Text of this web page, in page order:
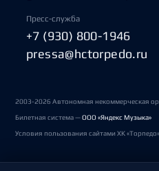
Пресс-служба
+7 (930) 800-1946
pressa@hctorpedo.ru
2003-2026 Автономная некоммерческая
Билетная система —ООО «Яндекс Музыка»
Условия пользования сайтами ХК «Торпедо»